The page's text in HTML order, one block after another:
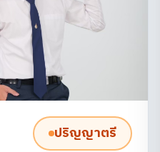
ปริญญาตรี